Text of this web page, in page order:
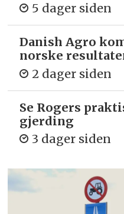
5 dager siden
Danish Agro
norske
2 dager siden
Se Rogers
gjerding
3 dager siden